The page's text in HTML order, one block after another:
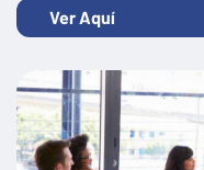
Ver Aquí